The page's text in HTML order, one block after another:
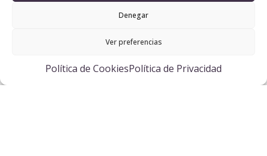
Denegar
Ver preferencias
Política de CookiesPolítica de Privacidad
Texto alusivo Restaurante Taberna.